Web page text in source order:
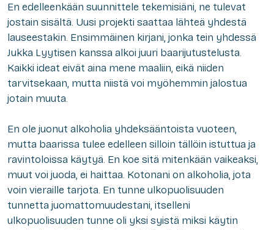
En edelleenkään suunnittele tekemisiäni, ne tulevat
jostain sisältä. Uusi projekti saattaa lähteä yhdestä
lauseestakin. Ensimmäinen kirjani, jonka tein yhdessä
Jukka Lyytisen kanssa alkoi juuri baarijutustelusta.
Kaikki ideat eivät aina mene maaliin, eikä niiden
tarvitsekaan, mutta niistä voi myöhemmin jalostua
jotain muuta.
En ole juonut alkoholia yhdeksääntoista vuoteen,
mutta baarissa tulee edelleen silloin tällöin istuttua ja
ravintoloissa käytyä. En koe sitä mitenkään vaikeaksi,
muut voi juoda, ei haittaa. Kotonani on alkoholia, jota
voin vieraille tarjota. En tunne ulkopuolisuuden
tunnetta juomattomuudestani, itselleni
ulkopuolisuuden tunne oli yksi syistä miksi käytin